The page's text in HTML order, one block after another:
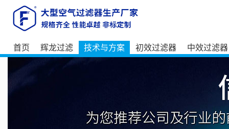
首页 辉龙过滤 技术与方案 初效过滤器 中效过滤器